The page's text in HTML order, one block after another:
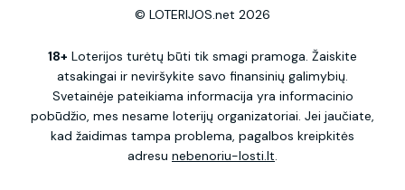
© LOTERIJOS.net 2026
18+ Loterijos turėtų būti tik smagi pramoga. Žaiskite
atsakingai ir neviršykite savo finansinių galimybių.
Svetainėje pateikiama informacija yra informacinio
pobūdžio, mes nesame loterijų organizatoriai. Jei jaučiate,
kad žaidimas tampa problema, pagalbos kreipkitės
adresu nebenoriu-losti.lt